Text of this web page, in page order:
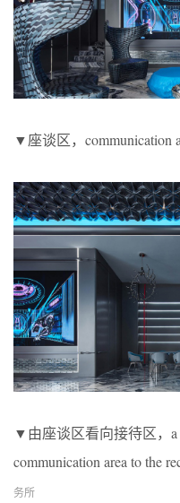
▼座谈区，communication
▼由座谈区看向接待区，a
communication area to the
务所